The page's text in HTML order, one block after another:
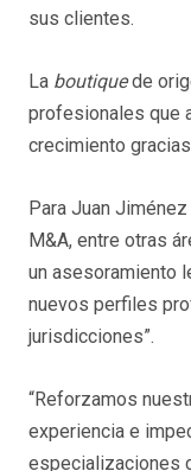
sus clientes.
La boutiquede
profesionales que
crecimiento
Para Juan
M&A, entre otras
un asesoramiento
nuevos perfiles
jurisdicciones”.
“Reforzamos
experiencia e
especializaciones